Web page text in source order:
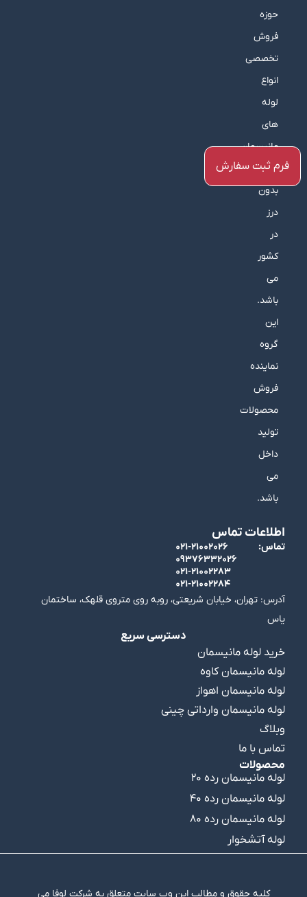
فرم ثبت سفارش
اطلاعات تماس
تماس:
۰۲۱-۲۱۰۰۲۰۲۶
۰۹۳۷۶۳۳۲۰۲۶
۰۲۱-۲۱۰۰۲۲۸۳
۰۲۱-۲۱۰۰۲۲۸۴
آدرس: تهران، خیابان شریعتی، روبه روی متروی قلهک، ساختمان
یاس
محصولات
لوله مانیسمان رده ۲۰
لوله مانیسمان رده ۴۰
لوله مانیسمان رده ۸۰
لوله آتشخوار
دسترسی سریع
خرید لوله مانیسمان
لوله مانیسمان کاوه
لوله مانیسمان اهواز
لوله مانیسمان وارداتی چینی
وبلاگ
تماس با ما
حوزه
فروش
تخصصی
انواع
لوله
های
مانیسمان
و
بدون
درز
در
کشور
می
باشد.
این
گروه
نماینده
فروش
محصولات
تولید
داخل
می
باشد.
کلیه حقوق و مطالب این وب سایت متعلق به شرکت لوفا می